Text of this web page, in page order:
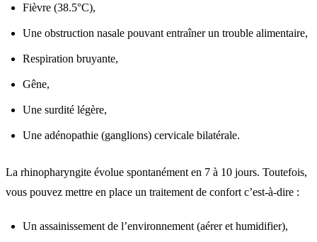
Fièvre (38.5°C),
Une obstruction nasale pouvant entraîner un trouble alimentaire,
Respiration bruyante,
Gêne,
Une surdité légère,
Une adénopathie (ganglions) cervicale bilatérale.
La rhinopharyngite évolue spontanément en 7 à 10 jours. Toutefois,
vous pouvez mettre en place un traitement de confort c’est-à-dire :
Un assainissement de l’environnement (aérer et humidifier),